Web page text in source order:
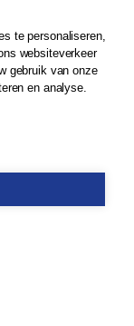
te personaliseren,
websiteverkeer
gebruik van onze
en analyse.